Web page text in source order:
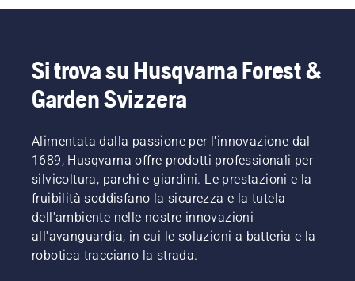
Si trova su Husqvarna Forest &
Garden Svizzera
Alimentata dalla passione per l'innovazione dal
1689, Husqvarna offre prodotti professionali per
silvicoltura, parchi e giardini. Le prestazioni e la
fruibilità soddisfano la sicurezza e la tutela
dell'ambiente nelle nostre innovazioni
all'avanguardia, in cui le soluzioni a batteria e la
robotica tracciano la strada.